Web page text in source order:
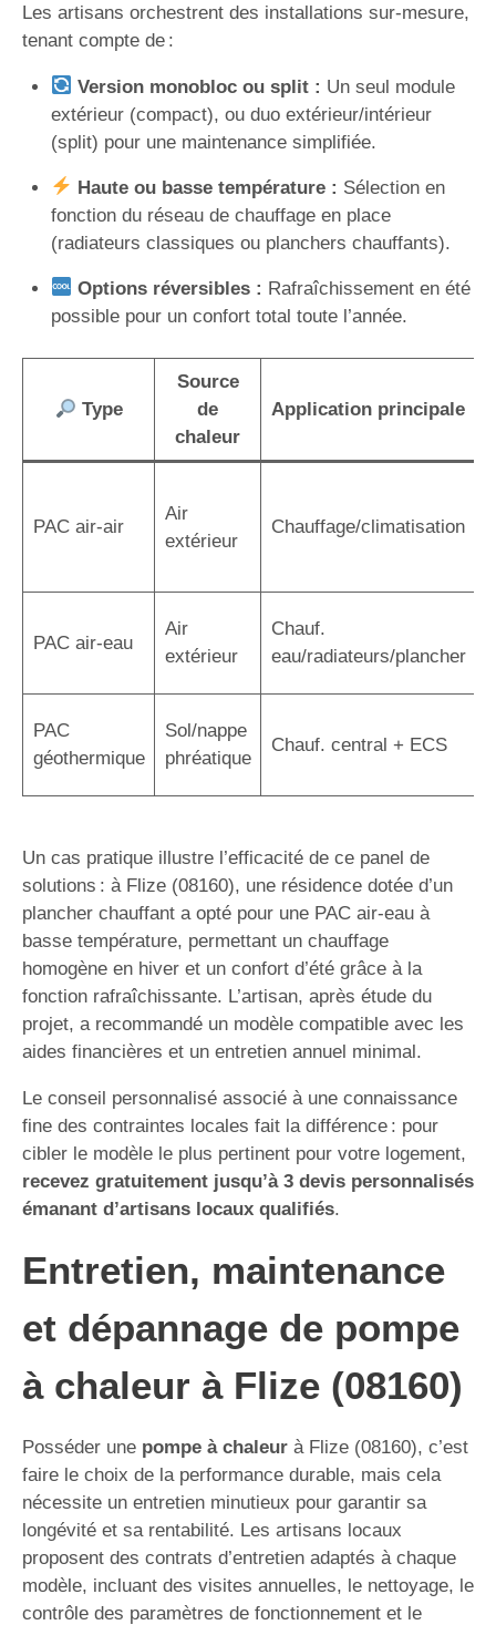
Les artisans orchestrent des installations sur-mesure,
tenant compte de :
Version monobloc ou split : Un seul module
extérieur (compact), ou duo extérieur/intérieur
(split) pour une maintenance simplifiée.
Haute ou basse température : Sélection en
fonction du réseau de chauffage en place
(radiateurs classiques ou planchers chauffants).
Options réversibles : Rafraîchissement en été
possible pour un confort total toute l’année.
Type
Source
de
chaleur
Application principale
PAC air-air
Air
extérieur
Chauffage/climatisation
PAC air-eau
Air
extérieur
Chauf.
eau/radiateurs/plancher
PAC
géothermique
Sol/nappe
phréatique
Chauf. central + ECS
Un cas pratique illustre l’efficacité de ce panel de
solutions : à Flize (08160), une résidence dotée d’un
plancher chauffant a opté pour une PAC air-eau à
basse température, permettant un chauffage
homogène en hiver et un confort d’été grâce à la
fonction rafraîchissante. L’artisan, après étude du
projet, a recommandé un modèle compatible avec les
aides financières et un entretien annuel minimal.
Le conseil personnalisé associé à une connaissance
fine des contraintes locales fait la différence : pour
cibler le modèle le plus pertinent pour votre logement,
recevez gratuitement jusqu’à 3 devis personnalisés
émanant d’artisans locaux qualifiés.
Entretien, maintenance
et dépannage de pompe
à chaleur à Flize (08160)
Posséder une pompe à chaleur à Flize (08160), c’est
faire le choix de la performance durable, mais cela
nécessite un entretien minutieux pour garantir sa
longévité et sa rentabilité. Les artisans locaux
proposent des contrats d’entretien adaptés à chaque
modèle, incluant des visites annuelles, le nettoyage, le
contrôle des paramètres de fonctionnement et le